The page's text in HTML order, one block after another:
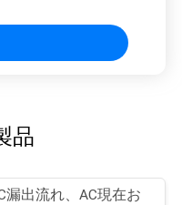
品
漏出流れ、AC現在お